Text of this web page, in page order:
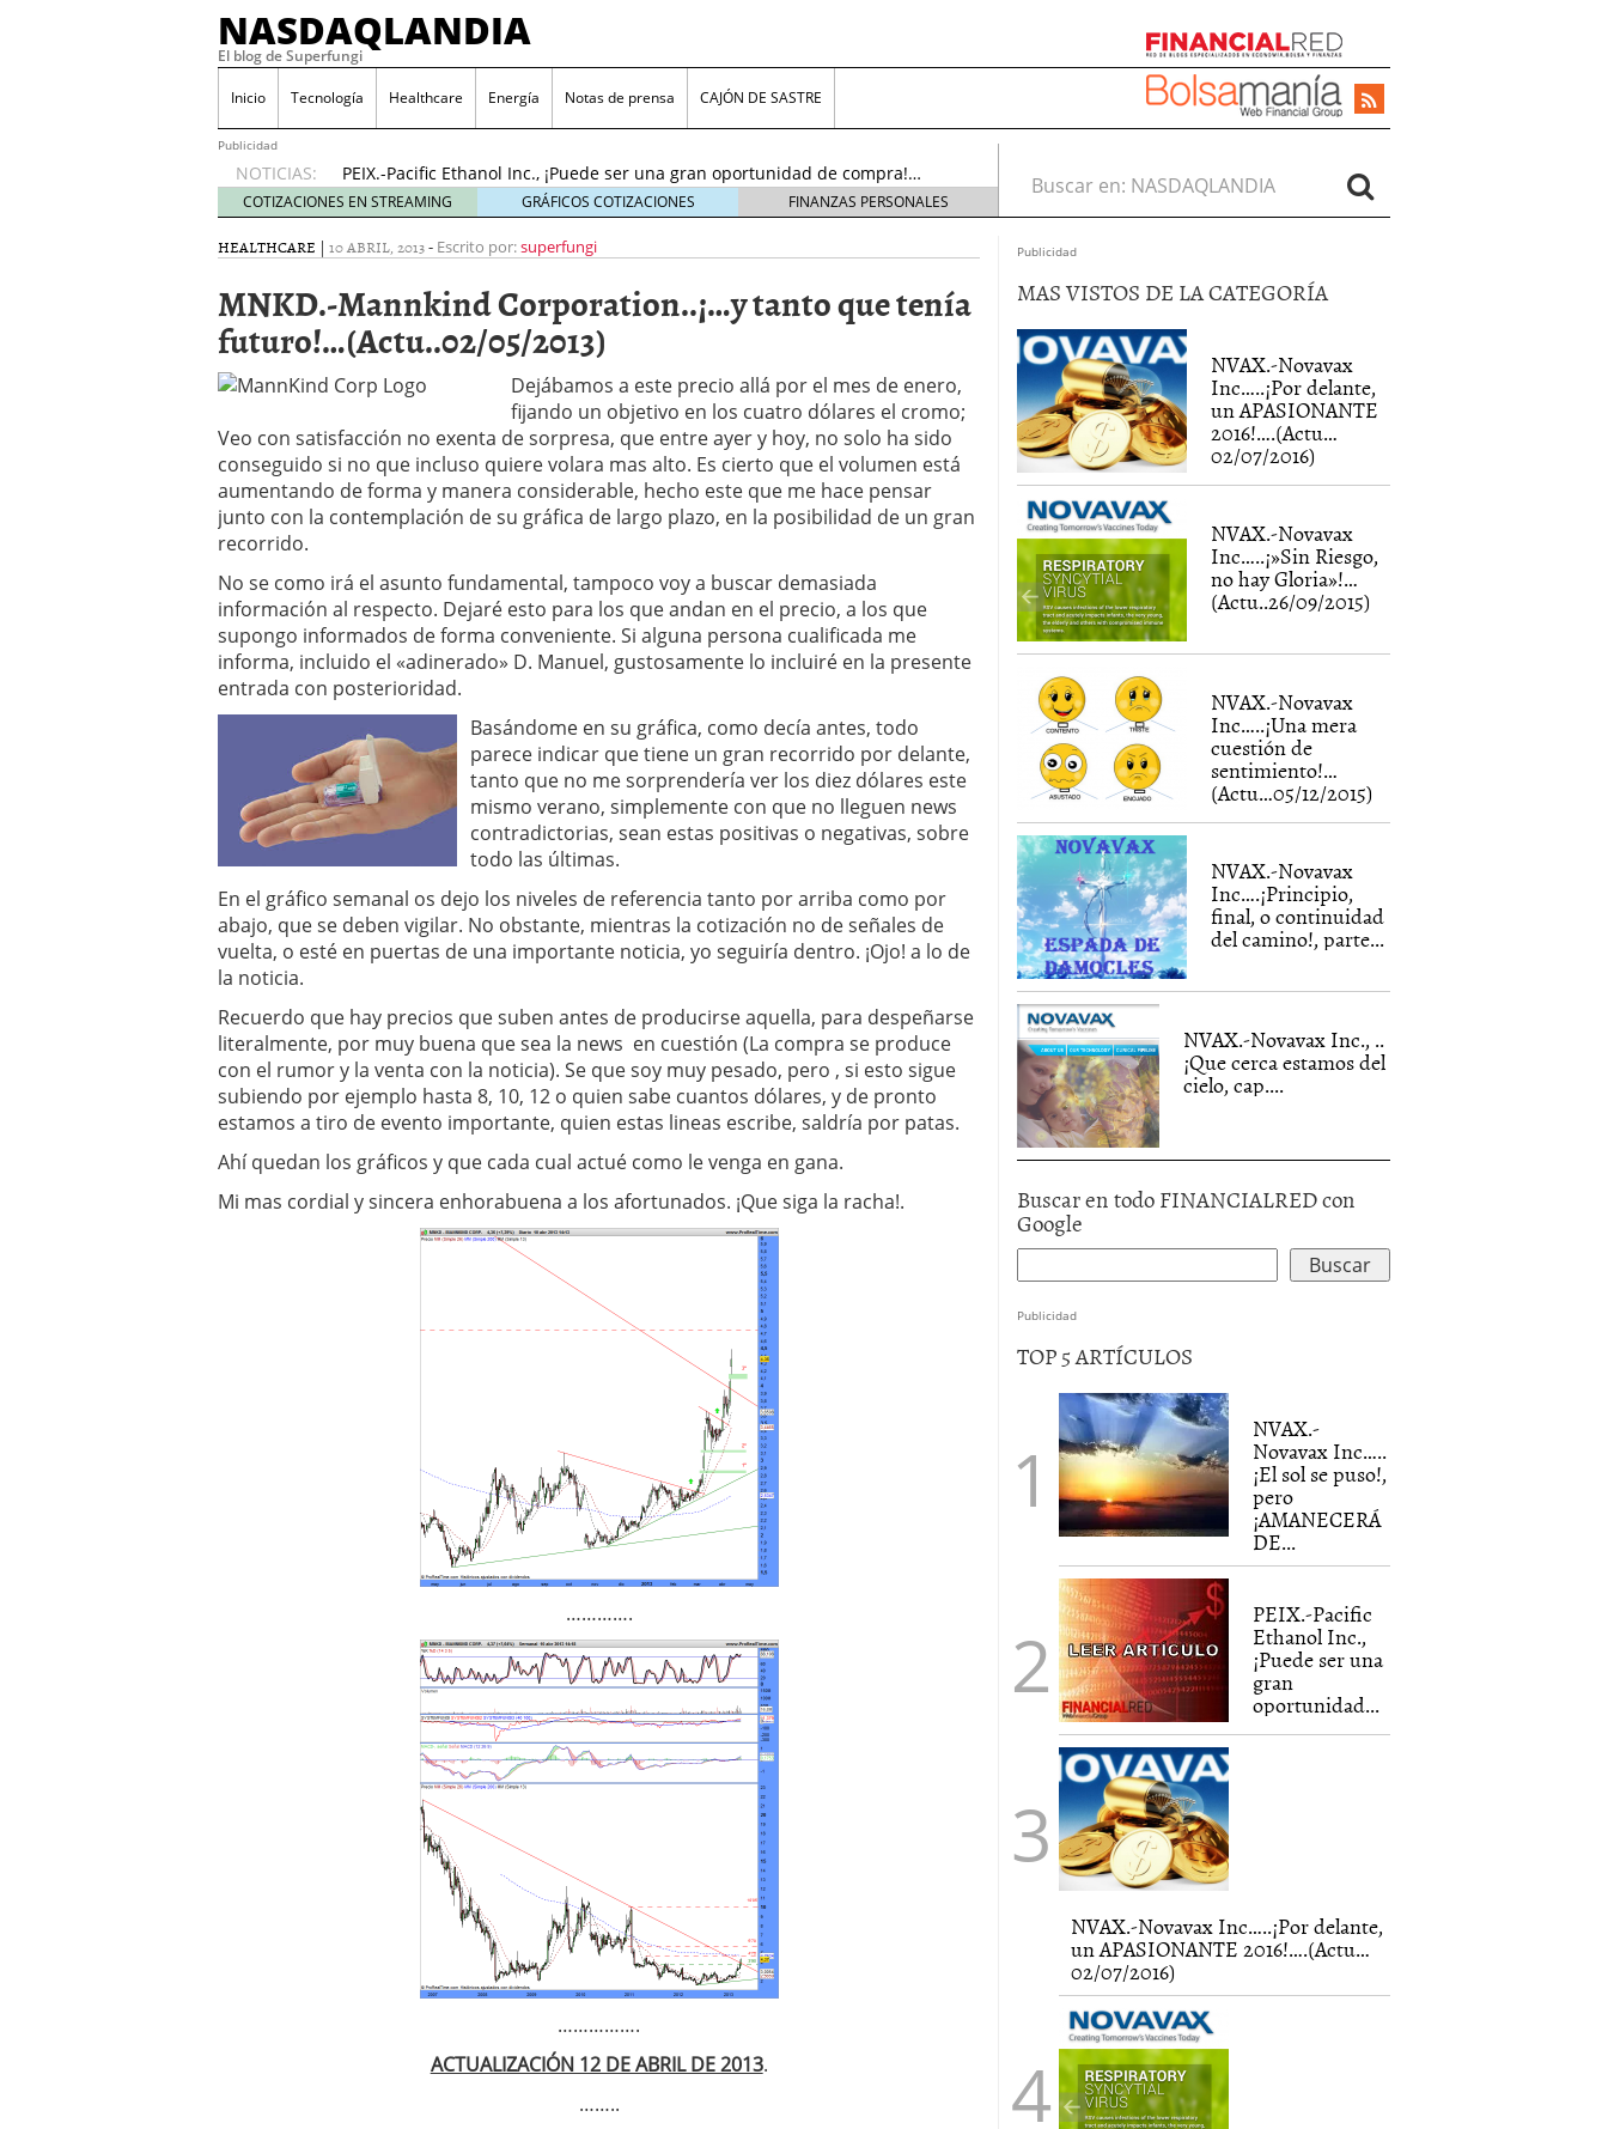
NASDAQLANDIA
El blog de Superfungi
Inicio Tecnología Healthcare Energía Notas de prensa CAJÓN DE SASTRE
Publicidad
NOTICIAS:
ODP.-Office Depot Inc…..¡El resurgir!…(Actu…19/11/2016) 19 noviembre,
2016
NVAX.-Novavax Inc…..¡El sol se puso!, pero ¡AMANECERÁ DE NUEVO!….
PEIX.-Pacific Ethanol Inc., ¡Puede ser una gran oportunidad de compra!…
(Actu..31/10/2016)
31 octubre, 2016
Pruebas de Gráficos 23 noviembre, 2018
HIMX.-Himax Technologies, Inc. (ADR)……¡Cerca del límite para decidir!…
AMRN.-Amarin Corporation Plc…….¡Bonito aspecto técnico, para juego «pre-
news»!…(Actu..23/11/2016) 23 noviembre, 2016
BLDP.-Ballard Power Systems Inc…..¡No olviden este precio!….(Actu…
20/11/2016)
20 noviembre, 2016
ODP.-Office Depot Inc…..¡El resurgir!…(Actu…19/11/2016) 19 noviembre,
2016
NVAX.-Novavax Inc…..¡El sol se puso!, pero ¡AMANECERÁ DE NUEVO!….
(Actu…17/11/2016) 17 noviembre, 2016
COTIZACIONES EN STREAMING GRÁFICOS COTIZACIONES FINANZAS PERSONALES
Buscar en:
HEALTHCARE | 10 ABRIL, 2013- Escrito por:superfungi
MNKD.-Mannkind Corporation..¡…y tanto que tenía
futuro!…(Actu..02/05/2013)
Dejábamos a este precio allá por el mes de enero,
fijando un objetivo en los cuatro dólares el cromo;
Veo con satisfacción no exenta de sorpresa, que entre ayer y hoy, no solo ha sido
conseguido si no que incluso quiere volara mas alto. Es cierto que el volumen está
aumentando de forma y manera considerable, hecho este que me hace pensar
junto con la contemplación de su gráfica de largo plazo, en la posibilidad de un gran
recorrido.
No se como irá el asunto fundamental, tampoco voy a buscar demasiada
información al respecto. Dejaré esto para los que andan en el precio, a los que
supongo informados de forma conveniente. Si alguna persona cualificada me
informa, incluido el «adinerado» D. Manuel, gustosamente lo incluiré en la presente
entrada con posterioridad.
Basándome en su gráfica, como decía antes, todo
parece indicar que tiene un gran recorrido por delante,
tanto que no me sorprendería ver los diez dólares este
mismo verano, simplemente con que no lleguen news
contradictorias, sean estas positivas o negativas, sobre
todo las últimas.
En el gráfico semanal os dejo los niveles de referencia tanto por arriba como por
abajo, que se deben vigilar. No obstante, mientras la cotización no de señales de
vuelta, o esté en puertas de una importante noticia, yo seguiría dentro. ¡Ojo! a lo de
la noticia.
Recuerdo que hay precios que suben antes de producirse aquella, para despeñarse
literalmente, por muy buena que sea la news en cuestión (La compra se produce
con el rumor y la venta con la noticia). Se que soy muy pesado, pero , si esto sigue
subiendo por ejemplo hasta 8, 10, 12 o quien sabe cuantos dólares, y de pronto
estamos a tiro de evento importante, quien estas lineas escribe, saldría por patas.
Ahí quedan los gráficos y que cada cual actué como le venga en gana.
Mi mas cordial y sincera enhorabuena a los afortunados. ¡Que siga la racha!.
………….
…………….
ACTUALIZACIÓN 12 DE ABRIL DE 2013.
……..
Publicidad
MAS VISTOS DE LA CATEGORÍA
NVAX.-Novavax
Inc…..¡Por delante,
un APASIONANTE
2016!….(Actu…
02/07/2016)
NVAX.-Novavax
Inc…..¡»Sin Riesgo,
no hay Gloria»!…
(Actu..26/09/2015)
NVAX.-Novavax
Inc…..¡Una mera
cuestión de
sentimiento!…
(Actu…05/12/2015)
NVAX.-Novavax
Inc….¡Principio,
final, o continuidad
del camino!, parte...
NVAX.-Novavax Inc., ..
¡Que cerca estamos del
cielo, cap....
Buscar en todo FINANCIALRED con
Google
Publicidad
TOP 5 ARTÍCULOS
NVAX.-
Novavax Inc…..
¡El sol se puso!,
pero
¡AMANECERÁ
DE...
PEIX.-Pacific
Ethanol Inc.,
¡Puede ser una
gran
oportunidad...
NVAX.-Novavax Inc…..¡Por delante,
un APASIONANTE 2016!….(Actu…
02/07/2016)